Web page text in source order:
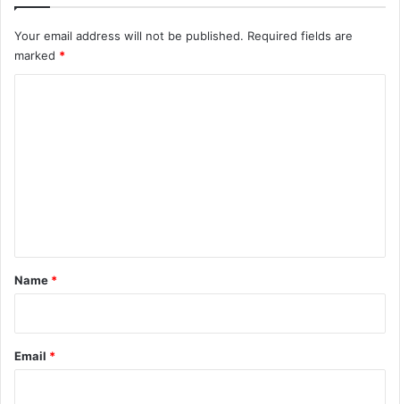
Your email address will not be published. Required fields are
marked *
*
Name *
Email *